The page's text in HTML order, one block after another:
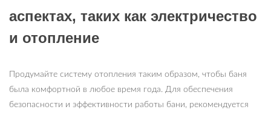
аспектах, таких как электричество
и отопление
Продумайте систему отопления таким образом, чтобы баня
была комфортной в любое время года. Для обеспечения
безопасности и эффективности работы бани, рекомендуется